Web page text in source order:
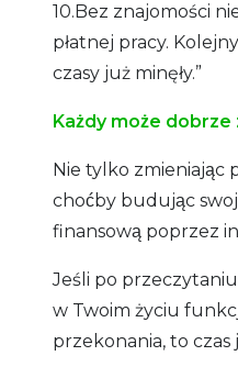
10.Bez znajomości
płatnej pracy.
czasy już minęły.”
Każdy może dobrze
Nie tylko zmieniając
choćby budując
finansową poprzez
Jeśli po przeczytaniu
w Twoim życiu
przekonania, to czas